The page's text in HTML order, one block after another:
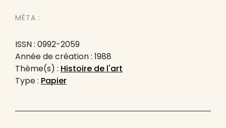
MÉTA :
ISSN : 0992-2059
Année de création : 1988
Thème(s) : Histoire de l'art
Type : Papier